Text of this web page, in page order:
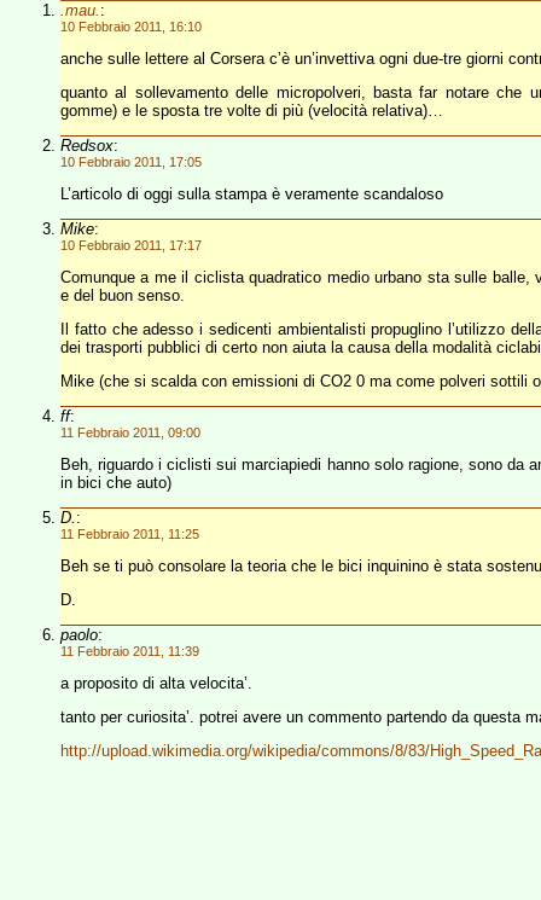
.mau. :
10 Febbraio 2011, 16:10
anche sulle lettere al Corsera c’è un’invettiva ogni due-tre giorni
quanto al sollevamento delle micropolveri, basta far notare che
gomme) e le sposta tre volte di più (velocità relativa)…
Redsox:
10 Febbraio 2011, 17:05
L’articolo di oggi sulla stampa è veramente scandaloso
Mike:
10 Febbraio 2011, 17:17
Comunque a me il ciclista quadratico medio urbano sta sulle
e del buon senso.
Il fatto che adesso i sedicenti ambientalisti propuglino l’utilizzo
dei trasporti pubblici di certo non aiuta la causa della modalità
Mike (che si scalda con emissioni di CO2 0 ma come polveri sottili
ff:
11 Febbraio 2011, 09:00
Beh, riguardo i ciclisti sui marciapiedi hanno solo ragione, sono da
in bici che auto)
D. :
11 Febbraio 2011, 11:25
Beh se ti può consolare la teoria che le bici inquinino è stata
D.
paolo:
11 Febbraio 2011, 11:39
a proposito di alta velocita’.
tanto per curiosita’. potrei avere un commento partendo da questa
http://upload.wikimedia.org/wikipedia/commons/8/83/